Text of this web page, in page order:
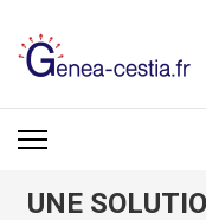
contenu
Entrée)
GENEA-
UNE